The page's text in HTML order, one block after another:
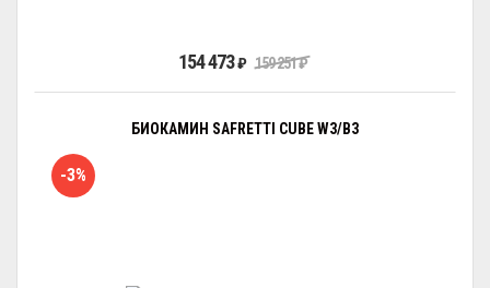
154 473₽ 159 251₽
БИОКАМИН SAFRETTI CUBE W3/B3
-3%